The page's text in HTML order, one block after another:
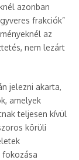
azonban
frakciók”
az
nem lezárt
jelezni akarta,
amelyek
teljesen kívül
körüli
fokozása